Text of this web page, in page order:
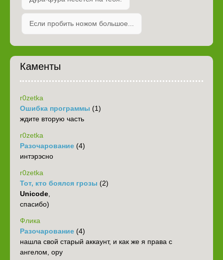
Если пробить ножом большое...
Каменты
r0zetka
Ошибка программы (1)
ждите вторую часть
r0zetka
Разочарование (4)
интэрэсно
r0zetka
Тот, кто боялся грозы (2)
Unicode
спасибо)
Флика
Разочарование (4)
нашла свой старый аккаунт, и как же я права с
ангелом, ору